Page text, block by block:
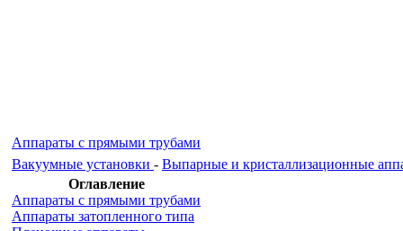
Аппараты с прямыми трубами
Вакуумные установки - Выпарные и кристаллизационные
Оглавление
Аппараты с прямыми трубами
Аппараты затопленного типа